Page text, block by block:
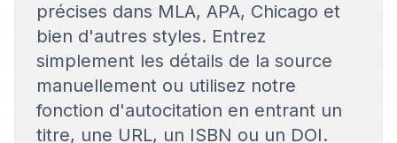
précises dans MLA, APA, Chicago et
bien d'autres styles. Entrez
simplement les détails de la source
manuellement ou utilisez notre
fonction d'autocitation en entrant un
titre, une URL, un ISBN ou un DOI.